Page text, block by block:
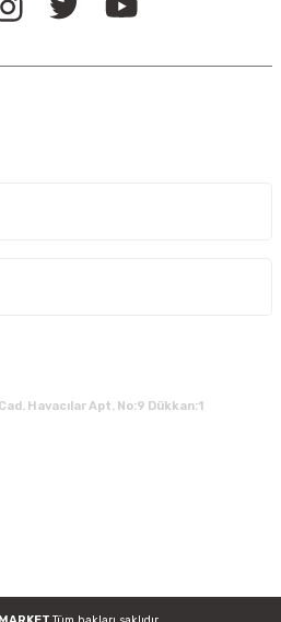
Havacılar Apt. No:9 Dükkan:1